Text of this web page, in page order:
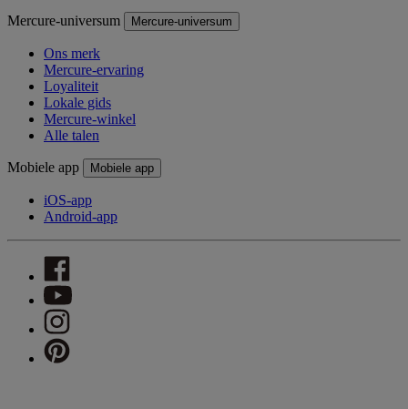
Mercure-universum Mercure-universum
Ons merk
Mercure-ervaring
Loyaliteit
Lokale gids
Mercure-winkel
Alle talen
Mobiele app Mobiele app
iOS-app
Android-app